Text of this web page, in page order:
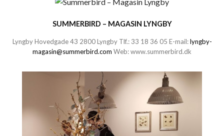
SUMMERBIRD – MAGASIN LYNGBY
Lyngby Hovedgade 43 2800 Lyngby Tlf.: 33 18 36 05 E-mail:lyngby-
magasin@summerbird.com Web:www.summerbird.dk